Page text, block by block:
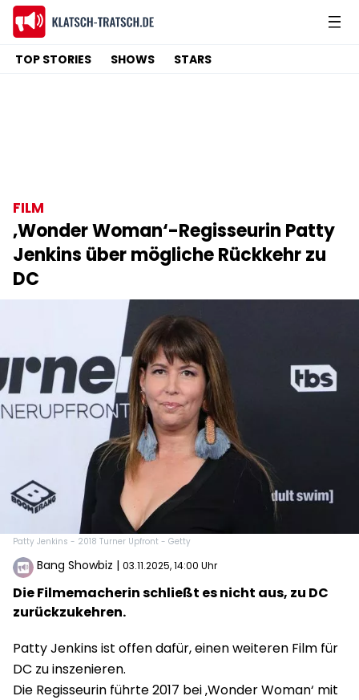
TOP STORIES SHOWS STARS
FILM
‚Wonder Woman‘-Regisseurin Patty
Jenkins über mögliche Rückkehr zu
DC
Patty Jenkins - 2018 Turner Upfront - Getty
Bang Showbiz | 03.11.2025, 14:00 Uhr
Die Filmemacherin schließt es nicht aus, zu DC
zurückzukehren.
Patty Jenkins ist offen dafür, einen weiteren Film für
DC zu inszenieren.
Die Regisseurin führte 2017 bei ‚Wonder Woman‘ mit